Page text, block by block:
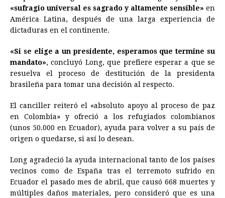
«sufragio universal es sagrado y altamente sensible» en
América Latina, después de una larga experiencia de
dictaduras en el continente.
«Si se elige a un presidente, esperamos que termine su
mandato», concluyó Long, que prefiere esperar a que se
resuelva el proceso de destitución de la presidenta
brasileña para tomar una decisión al respecto.
El canciller reiteró el «absoluto apoyo al proceso de paz
en Colombia» y ofreció a los refugiados colombianos
(unos 50.000 en Ecuador), ayuda para volver a su país de
origen o quedarse, si así lo desean.
Long agradeció la ayuda internacional tanto de los países
vecinos como de España tras el terremoto sufrido en
Ecuador el pasado mes de abril, que causó 668 muertes y
múltiples daños materiales, pero consideró que es una